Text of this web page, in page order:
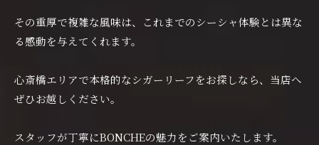
その重厚で複雑な風味は、これまでのシーシャ体験とは異な
る感動を与えてくれます。
心斎橋エリアで本格的なシガーリーフをお探しなら、当店へ
ぜひお越しください。
スタッフが丁寧にBONCHEの魅力をご案内いたします。